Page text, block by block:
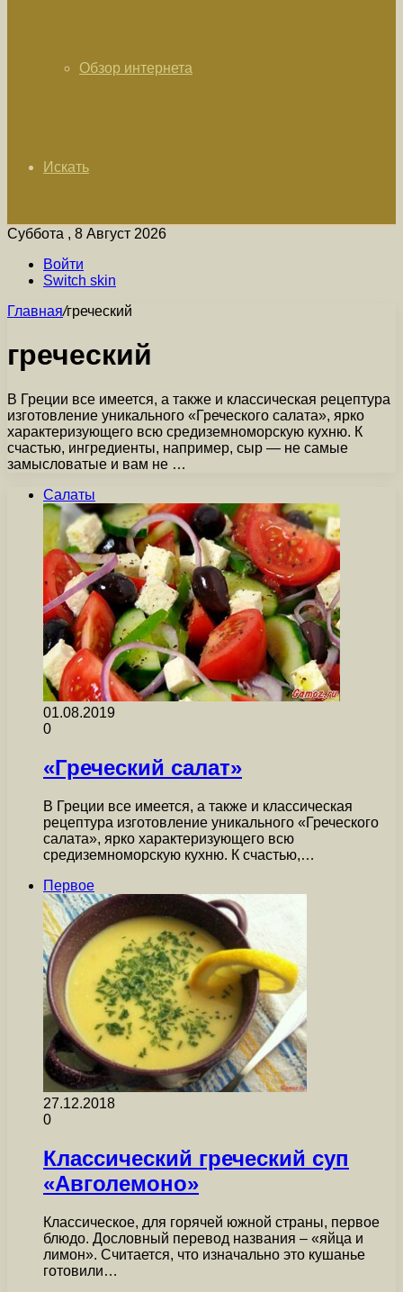
Обзор интернета
Искать
Суббота , 8 Август 2026
Войти
Switch skin
Главная/греческий
греческий
В Греции все имеется, а также и классическая рецептура
изготовление уникального «Греческого салата», ярко
характеризующего всю средиземноморскую кухню. К
счастью, ингредиенты, например, сыр — не самые
замысловатые и вам не …
Салаты
01.08.2019
0
«Греческий салат»
В Греции все имеется, а также и классическая
рецептура изготовление уникального «Греческого
салата», ярко характеризующего всю
средиземноморскую кухню. К счастью,…
Первое
27.12.2018
0
Классический греческий суп
«Авголемоно»
Классическое, для горячей южной страны, первое
блюдо. Дословный перевод названия – «яйца и
лимон». Считается, что изначально это кушанье
готовили…